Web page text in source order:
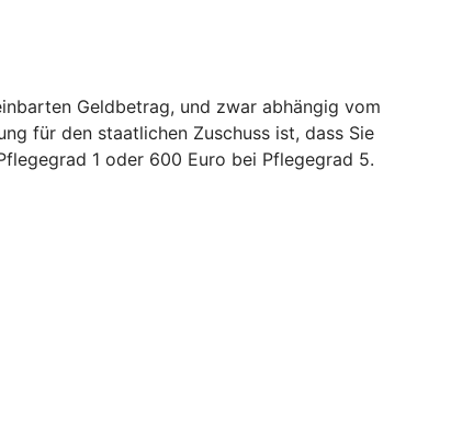
Geldbetrag, und zwar abhängig vom
für den staatlichen Zuschuss ist, dass Sie
1 oder 600 Euro bei Pflegegrad 5.